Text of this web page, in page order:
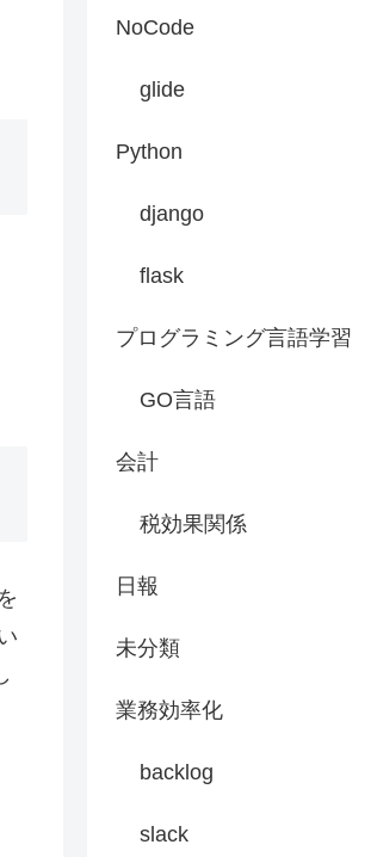
NoCode
glide
Python
django
flask
プログラミング言語学習
GO言語
会計
税効果関係
日報
未分類
業務効率化
backlog
slack